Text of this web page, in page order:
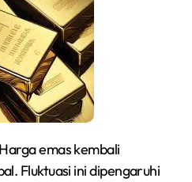
emas kembali
Fluktuasi ini dipengaruhi